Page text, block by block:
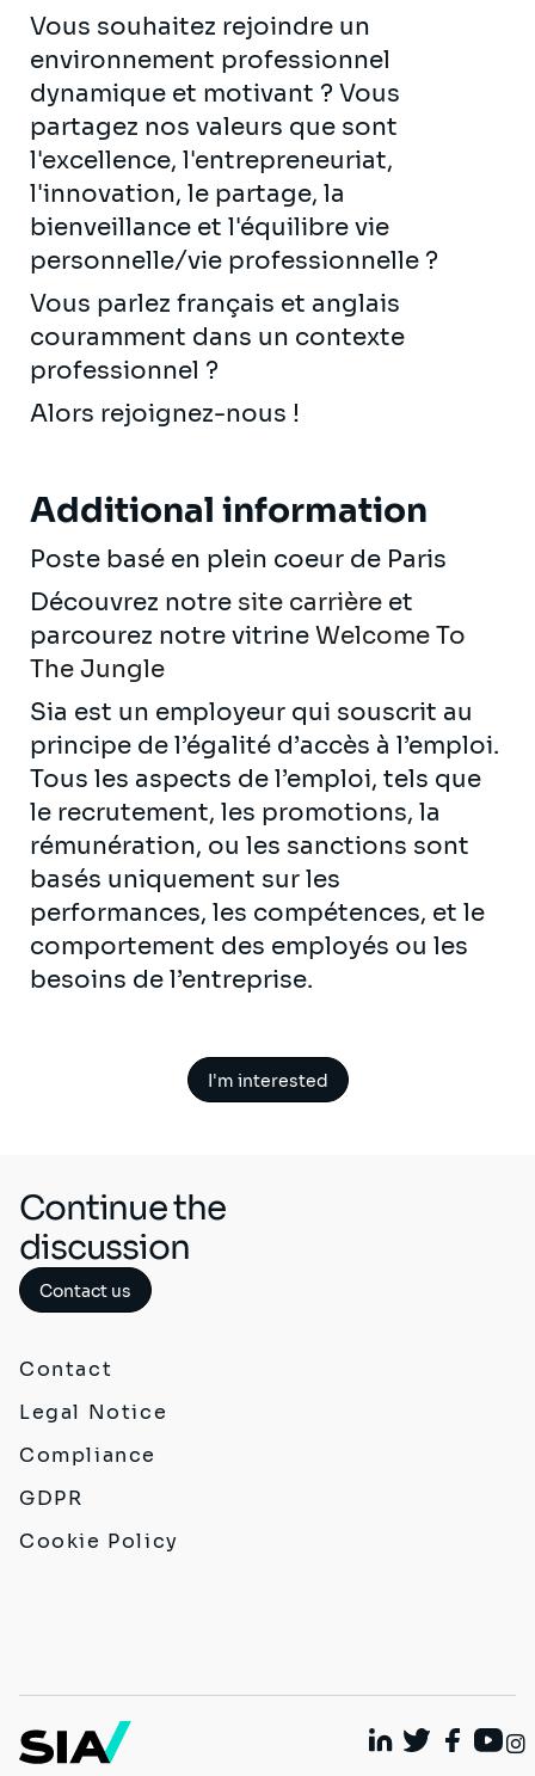
Vous souhaitez rejoindre un
environnement professionnel
dynamique et motivant ? Vous
partagez nos valeurs que sont
l'excellence, l'entrepreneuriat,
l'innovation, le partage, la
bienveillance et l'équilibre vie
personnelle/vie professionnelle ?
Vous parlez français et anglais
couramment dans un contexte
professionnel ?
Alors rejoignez-nous !
Additional information
Poste basé en plein coeur de Paris
Découvrez notre site carrière et
parcourez notre vitrine Welcome To
The Jungle
Sia est un employeur qui souscrit au
principe de l’égalité d’accès à l’emploi.
Tous les aspects de l’emploi, tels que
le recrutement, les promotions, la
rémunération, ou les sanctions sont
basés uniquement sur les
performances, les compétences, et le
comportement des employés ou les
besoins de l’entreprise.
I'm interested
Continue the
discussion
Contact us
Contact
Legal Notice
Compliance
GDPR
Cookie Policy
Linkedin
Twitter